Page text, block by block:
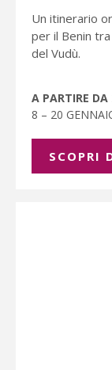
Un itinerario
per il Benin
del Vudù.
A PARTIRE
8 – 20
SCOPRI